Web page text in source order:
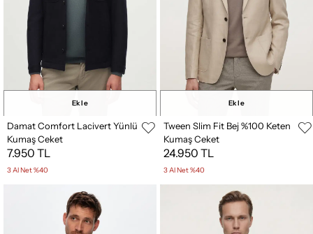
Ekle
Damat Comfort Lacivert Yünlü
Kumaş Ceket
7.950 TL
3 Al Net %40
Ekle
Tween Slim Fit Bej %100 Keten
Kumaş Ceket
24.950 TL
3 Al Net %40